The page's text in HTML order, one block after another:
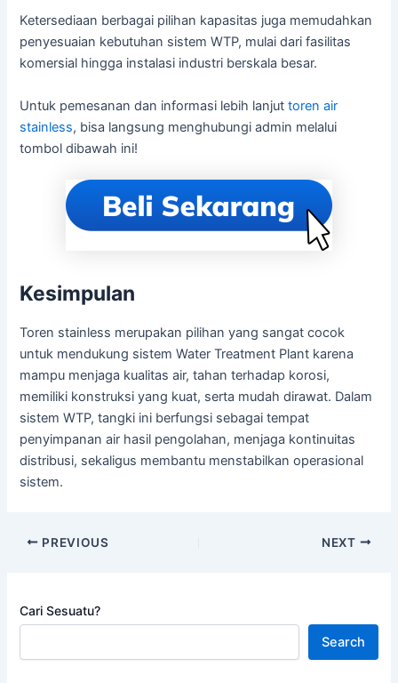
Ketersediaan berbagai pilihan kapasitas juga memudahkan
penyesuaian kebutuhan sistem WTP, mulai dari fasilitas
komersial hingga instalasi industri berskala besar.
Untuk pemesanan dan informasi lebih lanjuttoren air
stainless, bisa langsung menghubungi admin melalui
tombol dibawah ini!
Kesimpulan
Toren stainless merupakan pilihan yang sangat cocok
untuk mendukung sistem Water Treatment Plant karena
mampu menjaga kualitas air, tahan terhadap korosi,
memiliki konstruksi yang kuat, serta mudah dirawat. Dalam
sistem WTP, tangki ini berfungsi sebagai tempat
penyimpanan air hasil pengolahan, menjaga kontinuitas
distribusi, sekaligus membantu menstabilkan operasional
sistem.
PREVIOUS NEXT
Cari Sesuatu?
Search